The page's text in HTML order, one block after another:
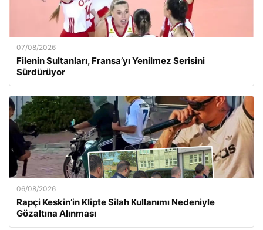
07/08/2026
Filenin Sultanları, Fransa’yı Yenilmez Serisini
Sürdürüyor
06/08/2026
Rapçi Keskin’in Klipte Silah Kullanımı Nedeniyle
Gözaltına Alınması